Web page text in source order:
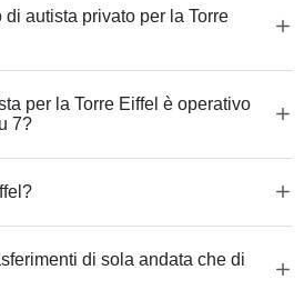
autista privato per la Torre
per la Torre Eiffel è operativo
7?
di sola andata che di